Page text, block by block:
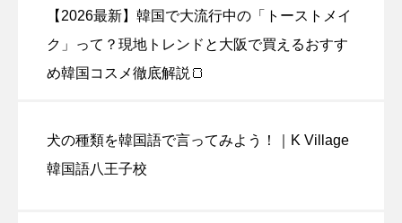
【2026最新】韓国で大流行中の「トーストメイ
ク」って？現地トレンドと大阪で買えるおすす
め韓国コスメ徹底解説🍞
犬の種類を韓国語で言ってみよう！｜K Village
韓国語八王子校